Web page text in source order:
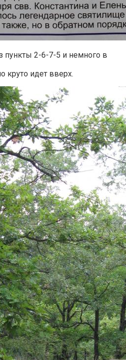
пункты 2-6-7-5 и немного в
круто идет вверх.